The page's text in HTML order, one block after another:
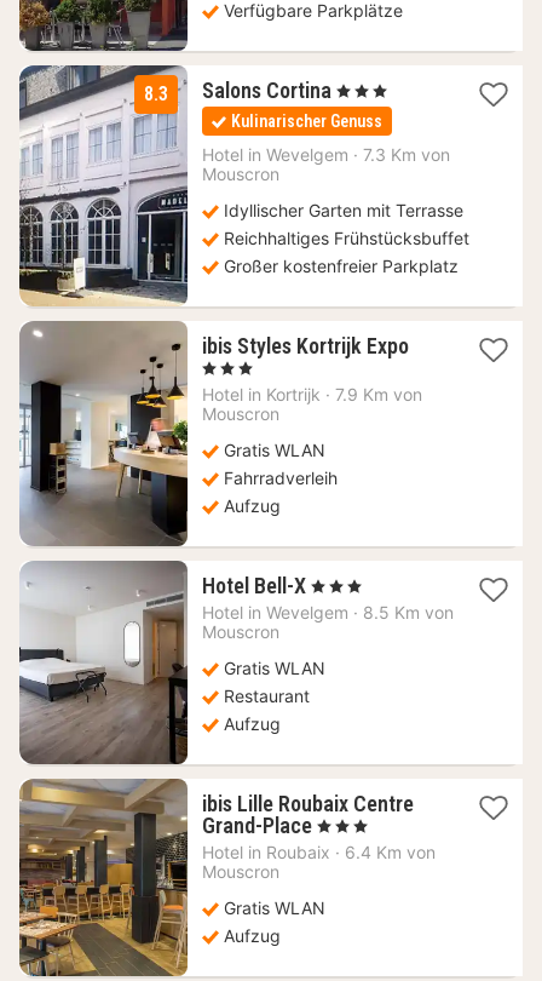
Verfügbare Parkplätze
8.3 Salons Cortina 1
Nacht
ab
118
, 3 Sterne
Kulinarischer Genuss
Hotel in Wevelgem · 7.3 Km von
Mouscron
Idyllischer Garten mit Terrasse
Reichhaltiges Frühstücksbuffet
Großer kostenfreier Parkplatz
ibis Styles Kortrijk Expo1
ab
, 3 Sterne
Hotel in Kortrijk · 7.9 Km von
Mouscron
Gratis WLAN
Fahrradverleih
Aufzug
Hotel Bell-X 1
Nacht
ab
€
, 3 Sterne
Hotel in Wevelgem · 8.5 Km von
Mouscron
Gratis WLAN
Restaurant
Aufzug
ibis Lille Roubaix Centre
Grand-Place 1
Nacht
€
, 3 Sterne
Hotel in Roubaix · 6.4 Km von
Mouscron
Gratis WLAN
Aufzug